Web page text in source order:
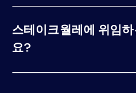
스테이크월레에 위임
요?